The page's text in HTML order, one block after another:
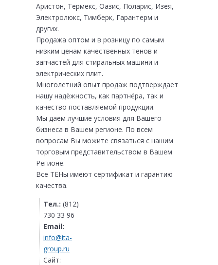
Аристон, Термекс, Оазис, Поларис, Изея,
Электролюкс, Тимберк, Гарантерм и
других.
Продажа оптом и в розницу по самым
низким ценам качественных тенов и
запчастей для стиральных машини и
электрических плит.
Многолетний опыт продаж подтверждает
нашу надёжность, как партнёра, так и
качество поставляемой продукции.
Мы даем лучшие условия для Вашего
бизнеса в Вашем регионе. По всем
вопросам Вы можите связаться с нашим
торговым представительством в Вашем
Регионе.
Все ТЕНы имеют сертификат и гарантию
качества.
Тел.: (812)
730 33 96
Email:
info@ita-
group.ru
Сайт: